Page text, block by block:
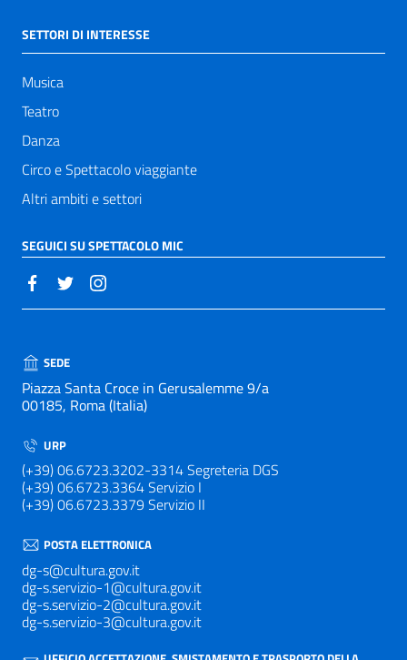
SETTORI DI INTERESSE
Musica
Teatro
Danza
Circo e Spettacolo viaggiante
Altri ambiti e settori
SEGUICI SU SPETTACOLO MIC
SEDE
Piazza Santa Croce in Gerusalemme 9/a
00185, Roma (Italia)
URP
(+39) 06.6723.3202-3314 Segreteria DGS
(+39) 06.6723.3364 Servizio I
(+39) 06.6723.3379 Servizio II
POSTA ELETTRONICA
dg-s@cultura.gov.it
dg-s.servizio-1@cultura.gov.it
dg-s.servizio-2@cultura.gov.it
dg-s.servizio-3@cultura.gov.it